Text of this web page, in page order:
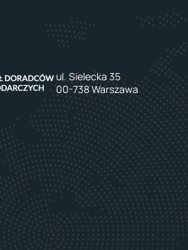
ul. Sielecka 35
00-738 Warszawa